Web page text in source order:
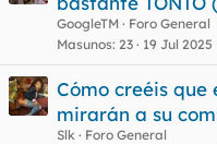
GoogleTM
Foro General
Masunos 23 19 Jul 2025
Cómo creéis
mirarán a su
Slk
Foro General